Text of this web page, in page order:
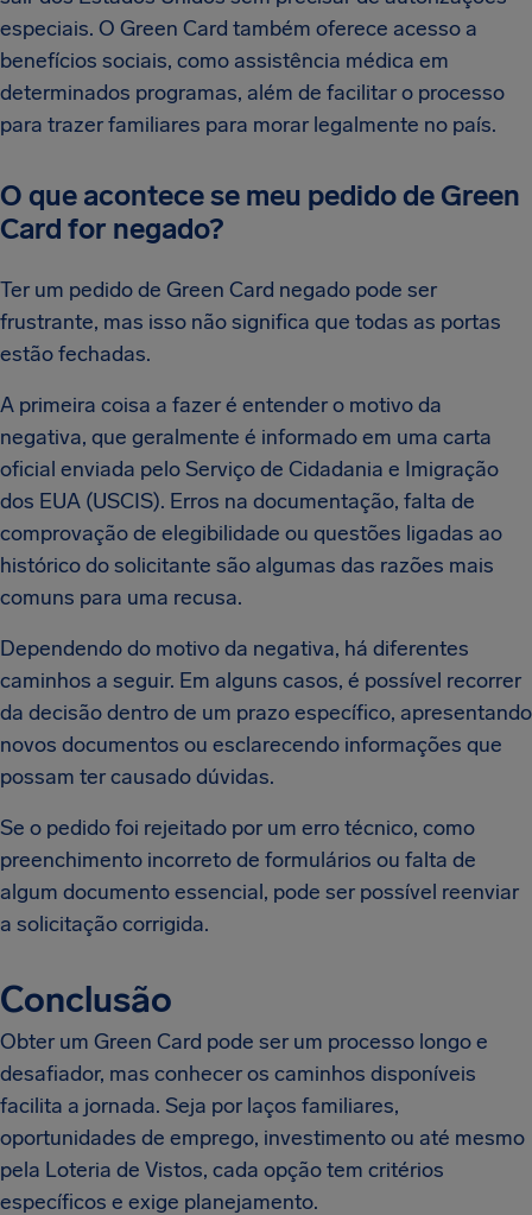
especiais. O Green Card também oferece acesso a
benefícios sociais, como assistência médica em
determinados programas, além de facilitar o processo
para trazer familiares para morar legalmente no país.
O que acontece se meu pedido de Green
Card for negado?
Ter um pedido de Green Card negado pode ser
frustrante, mas isso não significa que todas as portas
estão fechadas.
A primeira coisa a fazer é entender o motivo da
negativa, que geralmente é informado em uma carta
oficial enviada pelo Serviço de Cidadania e Imigração
dos EUA (USCIS). Erros na documentação, falta de
comprovação de elegibilidade ou questões ligadas ao
histórico do solicitante são algumas das razões mais
comuns para uma recusa.
Dependendo do motivo da negativa, há diferentes
caminhos a seguir. Em alguns casos, é possível recorrer
da decisão dentro de um prazo específico, apresentando
novos documentos ou esclarecendo informações que
possam ter causado dúvidas.
Se o pedido foi rejeitado por um erro técnico, como
preenchimento incorreto de formulários ou falta de
algum documento essencial, pode ser possível reenviar
a solicitação corrigida.
Conclusão
Obter um Green Card pode ser um processo longo e
desafiador, mas conhecer os caminhos disponíveis
facilita a jornada. Seja por laços familiares,
oportunidades de emprego, investimento ou até mesmo
pela Loteria de Vistos, cada opção tem critérios
específicos e exige planejamento.